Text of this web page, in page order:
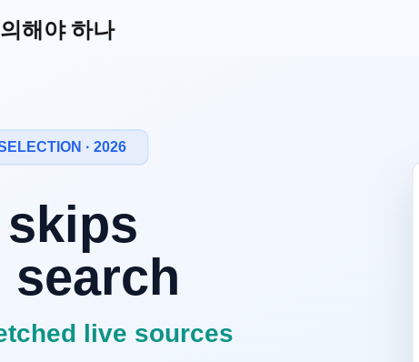
해야 하나
만, "무엇을 지금 해야 하는가"로 연결하지 못해 실행이 늦어집니
품 전략에 더 큰 영향을 줄 때가 많습니다.
와지연시간변화를 먼저 확인해야 합니다.